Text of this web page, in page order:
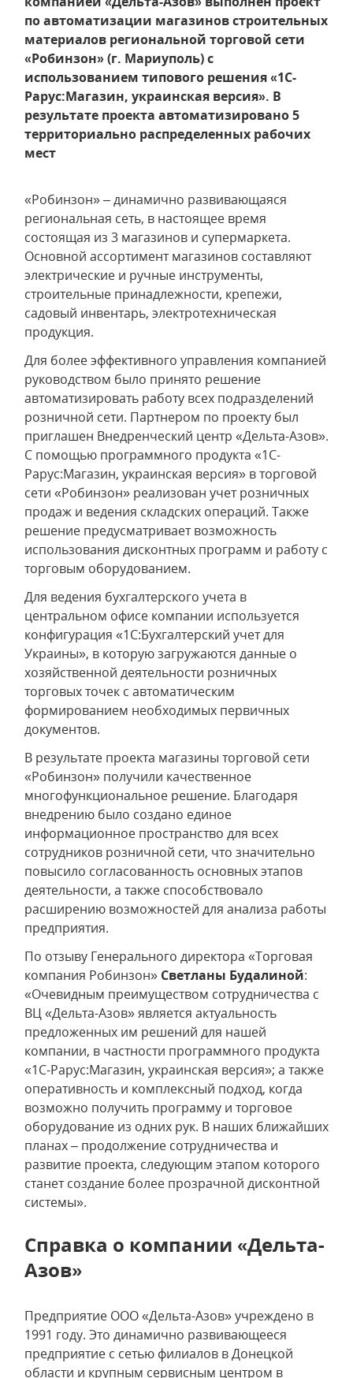
по автоматизации магазинов строительных
материалов региональной торговой сети
«Робинзон» (г. Мариуполь) с
использованием типового решения «1С-
Рарус:Магазин, украинская версия». В
результате проекта автоматизировано 5
территориально распределенных рабочих
мест
«Робинзон» – динамично развивающаяся
региональная сеть, в настоящее время
состоящая из 3 магазинов и супермаркета.
Основной ассортимент магазинов составляют
электрические и ручные инструменты,
строительные принадлежности, крепежи,
садовый инвентарь, электротехническая
продукция.
Для более эффективного управления компанией
руководством было принято решение
автоматизировать работу всех подразделений
розничной сети. Партнером по проекту был
приглашен Внедренческий центр «Дельта-Азов».
С помощью программного продукта «1С-
Рарус:Магазин, украинская версия» в торговой
сети «Робинзон» реализован учет розничных
продаж и ведения складских операций. Также
решение предусматривает возможность
использования дисконтных программ и работу с
торговым оборудованием.
Для ведения бухгалтерского учета в
центральном офисе компании используется
конфигурация «1С:Бухгалтерский учет для
Украины», в которую загружаются данные о
хозяйственной деятельности розничных
торговых точек с автоматическим
формированием необходимых первичных
документов.
В результате проекта магазины торговой сети
«Робинзон» получили качественное
многофункциональное решение. Благодаря
внедрению было создано единое
информационное пространство для всех
сотрудников розничной сети, что значительно
повысило согласованность основных этапов
деятельности, а также способствовало
расширению возможностей для анализа работы
предприятия.
По отзыву Генерального директора «Торговая
компания Робинзон» Светланы Будалиной:
«Очевидным преимуществом сотрудничества с
ВЦ «Дельта-Азов» является актуальность
предложенных им решений для нашей
компании, в частности программного продукта
«1С-Рарус:Магазин, украинская версия»; а также
оперативность и комплексный подход, когда
возможно получить программу и торговое
оборудование из одних рук. В наших ближайших
планах – продолжение сотрудничества и
развитие проекта, следующим этапом которого
станет создание более прозрачной дисконтной
системы».
Справка о компании «Дельта-
Азов»
Предприятие ООО «Дельта-Азов» учреждено в
1991 году. Это динамично развивающееся
предприятие с сетью филиалов в Донецкой
области и крупным сервисным центром в